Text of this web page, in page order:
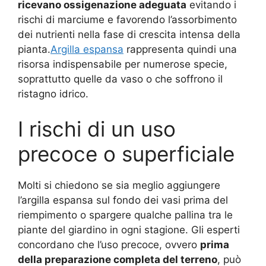
ricevano ossigenazione adeguata evitando i
rischi di marciume e favorendo l’assorbimento
dei nutrienti nella fase di crescita intensa della
pianta.Argilla espansa rappresenta quindi una
risorsa indispensabile per numerose specie,
soprattutto quelle da vaso o che soffrono il
ristagno idrico.
I rischi di un uso
precoce o superficiale
Molti si chiedono se sia meglio aggiungere
l’argilla espansa sul fondo dei vasi prima del
riempimento o spargere qualche pallina tra le
piante del giardino in ogni stagione. Gli esperti
concordano che l’uso precoce, ovvero prima
della preparazione completa del terreno, può